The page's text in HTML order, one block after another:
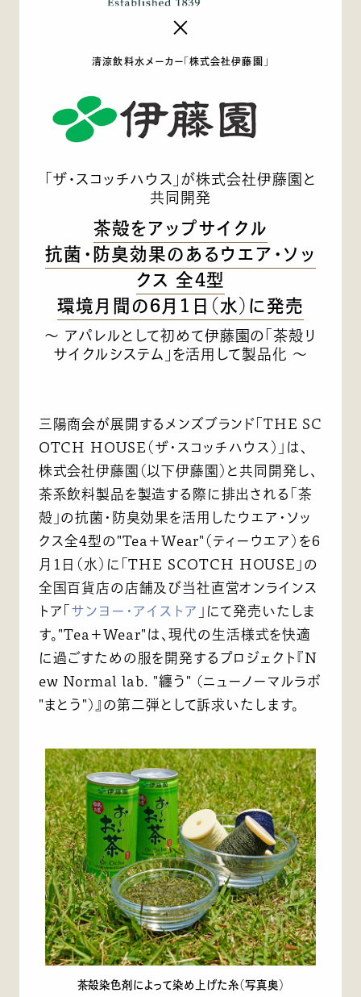
×
清涼飲料水メーカー「株式会社伊藤園」
「ザ・スコッチハウス」が株式会社伊藤園と
共同開発
茶殻をアップサイクル
抗菌・防臭効果のあるウエア・ソッ
クス 全4型
環境月間の6月1日（水）に発売
～ アパレルとして初めて伊藤園の「茶殻リ
サイクルシステム」を活用して製品化 ～
三陽商会が展開するメンズブランド「THE SC
OTCH HOUSE（ザ・スコッチハウス）」は、
株式会社伊藤園（以下伊藤園）と共同開発し、
茶系飲料製品を製造する際に排出される「茶
殻」の抗菌・防臭効果を活用したウエア・ソッ
クス全4型の"Tea＋Wear"（ティーウエア）を6
月1日（水）に「THE SCOTCH HOUSE」の
全国百貨店の店舗及び当社直営オンラインス
トア「 サンヨー・アイストア 」にて発売いたしま
す。"Tea＋Wear"は、現代の生活様式を快適
に過ごすための服を開発するプロジェクト『N
ew Normal lab. "纏う" (ニューノーマルラボ
"まとう")』の第二弾として訴求いたします。
茶殻染色剤によって染め上げた糸（写真奥）